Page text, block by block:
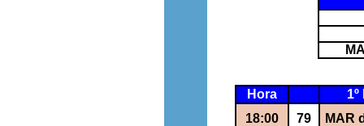
Hora
18:00
79
MAR